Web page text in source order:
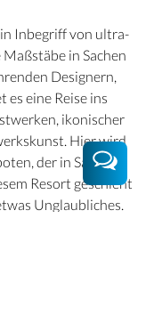
Inbegriff von ultra-
in Sachen
Designern,
eine Reise ins
ikonischer
Hier wird
der in Sachen
Resort geschieht
Unglaubliches.